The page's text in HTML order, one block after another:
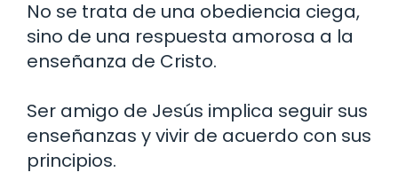
No se trata de una obediencia ciega,
sino de una respuesta amorosa a la
enseñanza de Cristo.
Ser amigo de Jesús implica seguir sus
enseñanzas y vivir de acuerdo con sus
principios.